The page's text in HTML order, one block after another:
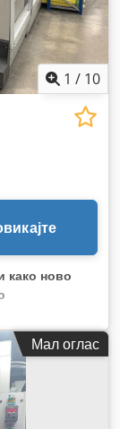
1 / 10
како ново
Мал оглас